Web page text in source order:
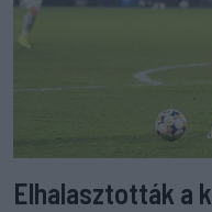
Elhalasztották a